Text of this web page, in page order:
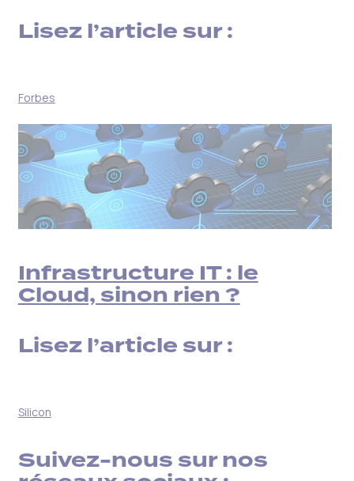
Lisez l’article sur :
Forbes
Infrastructure IT : le
Cloud, sinon rien ?
Lisez l’article sur :
Silicon
Suivez-nous sur nos